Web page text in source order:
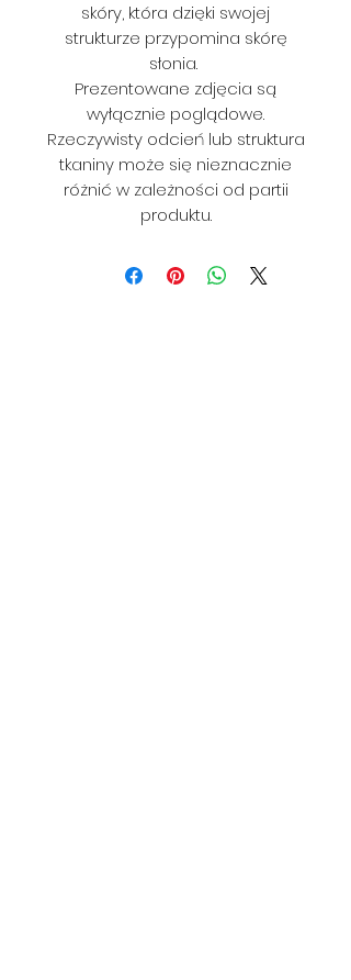
skóry, która dzięki swojej
strukturze przypomina skórę
słonia.
Prezentowane zdjęcia są
wyłącznie poglądowe.
Rzeczywisty odcień lub struktura
tkaniny może się nieznacznie
różnić w zależności od partii
produktu.